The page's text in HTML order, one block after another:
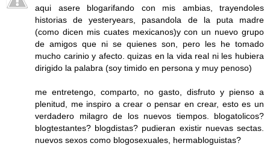
aqui asere blogarifando con mis ambias, trayendoles
historias de yesteryears, pasandola de la puta madre
(como dicen mis cuates mexicanos)y con un nuevo grupo
de amigos que ni se quienes son, pero les he tomado
mucho carinio y afecto. quizas en la vida real ni les hubiera
dirigido la palabra (soy timido en persona y muy penoso)
me entretengo, comparto, no gasto, disfruto y pienso a
plenitud, me inspiro a crear o pensar en crear, esto es un
verdadero milagro de los nuevos tiempos. blogatolicos?
blogtestantes? blogdistas? pudieran existir nuevas sectas.
nuevos sexos como blogosexuales, hermabloguistas?